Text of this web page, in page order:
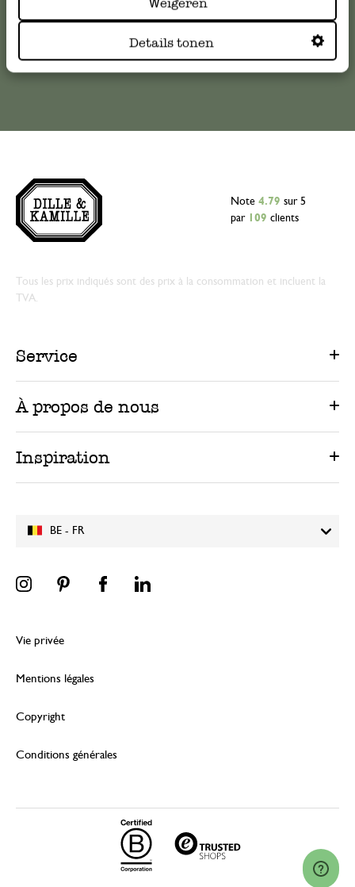
Details tonen
BE - FR
Note 4.79 sur 5
par
109 clients
Tous les prix indiqués sont des prix à la consommation et incluent la
TVA.
Service
À propos de nous
Inspiration
Vie privée
Mentions légales
Copyright
Conditions générales